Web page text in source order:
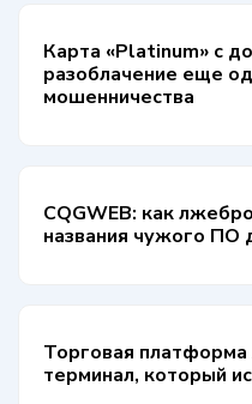
Карта «Platinum» с
разоблачение еще
мошенничества
CQGWEB: как
названия чужого ПО
Торговая
терминал, который